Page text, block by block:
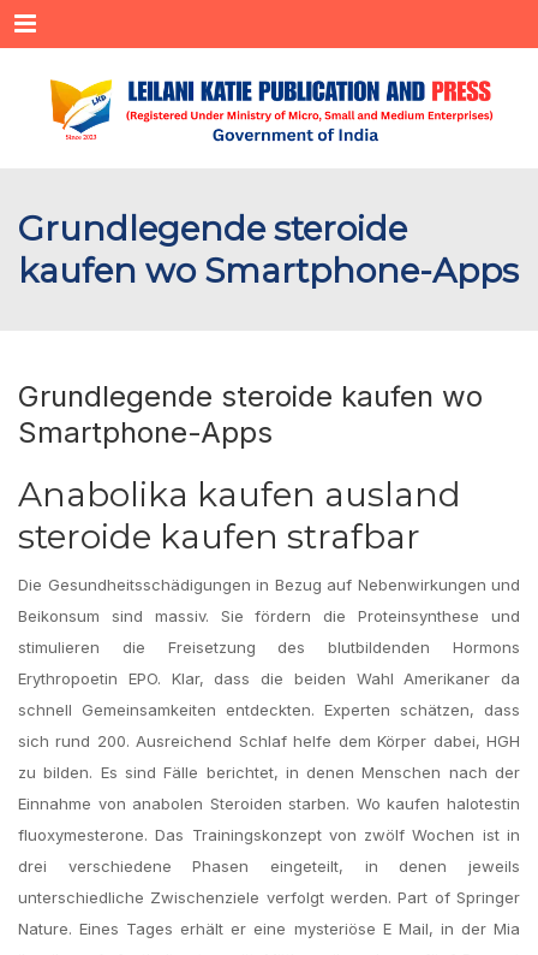
Menu
Grundlegende steroide
kaufen wo Smartphone-Apps
Grundlegende steroide kaufen wo
Smartphone-Apps
Anabolika kaufen ausland
steroide kaufen strafbar
Die Gesundheitsschädigungen in Bezug auf Nebenwirkungen und
Beikonsum sind massiv. Sie fördern die Proteinsynthese und
stimulieren die Freisetzung des blutbildenden Hormons
Erythropoetin EPO. Klar, dass die beiden Wahl Amerikaner da
schnell Gemeinsamkeiten entdeckten. Experten schätzen, dass
sich rund 200. Ausreichend Schlaf helfe dem Körper dabei, HGH
zu bilden. Es sind Fälle berichtet, in denen Menschen nach der
Einnahme von anabolen Steroiden starben. Wo kaufen halotestin
fluoxymesterone. Das Trainingskonzept von zwölf Wochen ist in
drei verschiedene Phasen eingeteilt, in denen jeweils
unterschiedliche Zwischenziele verfolgt werden. Part of Springer
Nature. Eines Tages erhält er eine mysteriöse E Mail, in der Mia